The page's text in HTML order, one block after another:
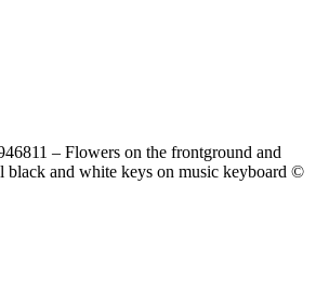
– Flowers on the frontground and
black and white keys on music keyboard ©